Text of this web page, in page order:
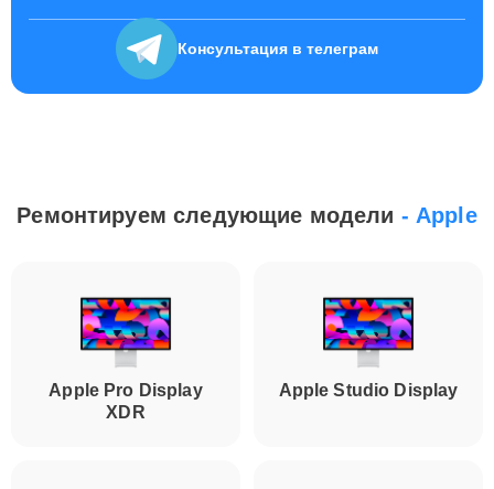
Консультация в телеграм
Ремонтируем следующие модели - Apple
Apple Pro Display
XDR
Apple Studio Display